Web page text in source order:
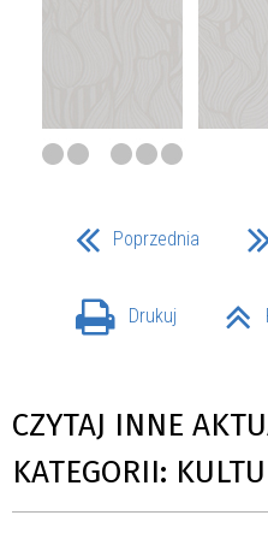
Poprzednia
Drukuj
CZYTAJ INNE
KATEGORII: